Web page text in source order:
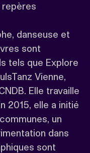
danseuse et
sont
tels que Explore
Vienne,
Elle travaille
2015, elle a initié
un
dans
sont